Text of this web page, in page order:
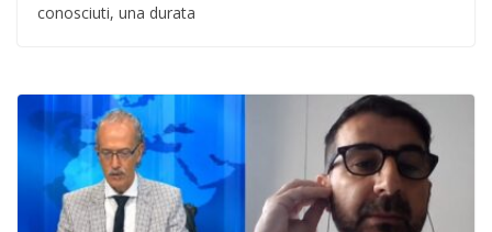
conosciuti, una durata